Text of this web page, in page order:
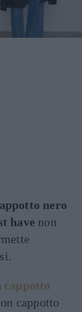
nero
have non
cappotto
cappotto